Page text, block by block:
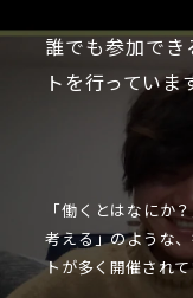
誰でも参加で
トを行っていま
「働くとはなにか
考える」のような
トが多く開催されて